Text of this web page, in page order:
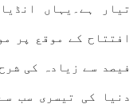
تیار ہے۔یہاں
فیصد سے زیادہ کی
دنیا کی تیسری سب